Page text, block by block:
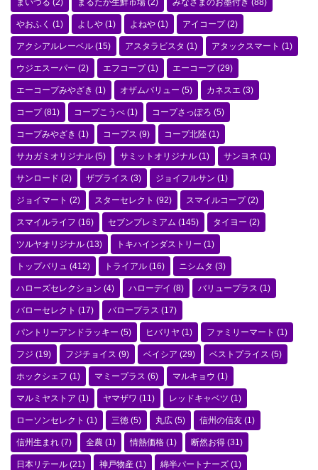
まいづる (2) まるたか生鮮市場 (2) みなさまのお墨付き (88)
やおふく (1) よしや (1) よねや (1) アイコープ(2)
アクシアルレーベル (15) アスタラビスタ (1) アタックスマート (1)
ウジエスーパー (2) エフコープ(1) エーコープ(29)
エーコープみやざき (1) オザムバリュー (5) カネスエ (3)
コープ(81) コープこうべ (1) コープさっぽろ (5)
コープみやざき (1) コープス (9) コープ北陸 (1)
サカガミオリジナル (5) サミットオリジナル (1) サンヨネ (1)
サンロード (2) ザプライス (3) ジョイフルサン (1)
ジョイマート (2) スターセレクト (92) スマイルコープ(2)
スマイルライフ (16) セブンプレミアム (145) タイヨー (2)
ツルヤオリジナル (13) トキハインダストリー (1)
トップバリュ (412) トライアル (16) ニシムタ (3)
ハローズセレクション (4) ハローデイ (8) バリュープラス (1)
バローセレクト (17) バロープラス (17)
パントリーアンドラッキー (5) ヒバリヤ (1) ファミリーマート (1)
フジ (19) フジチョイス (9) ベイシア (29) ベストプライス (5)
ホックシェフ (1) マミープラス (6) マルキョウ (1)
マルミヤストア (1) ヤマザワ (11) レッドキャベツ (1)
ローソンセレクト (1) 三徳 (5) 丸広 (5) 信州の信友 (1)
信州生まれ (7) 全農 (1) 情熱価格 (1) 断然お得 (31)
日本リテール (21) 神戸物産 (1) 綿半パートナーズ (1)